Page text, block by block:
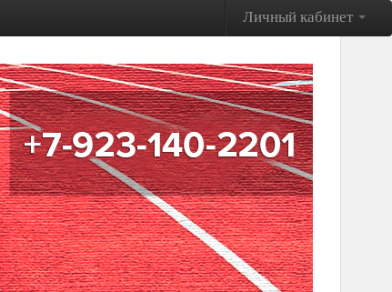
Личный кабинет